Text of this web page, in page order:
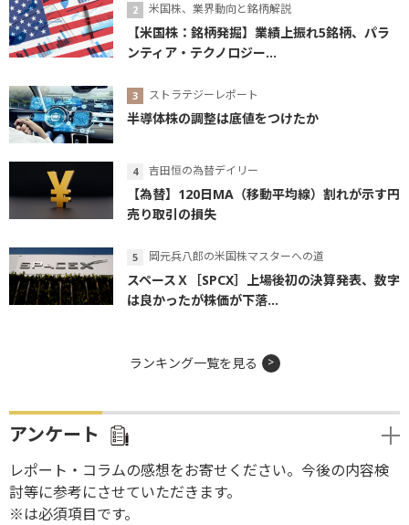
米国株、業界動向と銘柄解説
【米国株：銘柄発掘】業績上振れ5銘柄、パラ
ンティア・テクノロジー...
ストラテジーレポート
半導体株の調整は底値をつけたか
吉田恒の為替デイリー
【為替】120日MA（移動平均線）割れが示す円
売り取引の損失
岡元兵八郎の米国株マスターへの道
スペースＸ［SPCX］上場後初の決算発表、数字
は良かったが株価が下落...
ランキング一覧を見る
アンケート
レポート・コラムの感想をお寄せください。今後の内容検
討等に参考にさせていただきます。
※は必須項目です。